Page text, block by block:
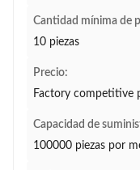
Cantidad mínima de
10 piezas
Precio:
Factory competitive
Capacidad de
100000 piezas por